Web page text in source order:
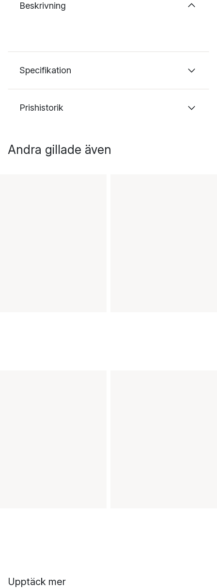
Beskrivning
Specifikation
Prishistorik
Andra gillade även
Upptäck mer